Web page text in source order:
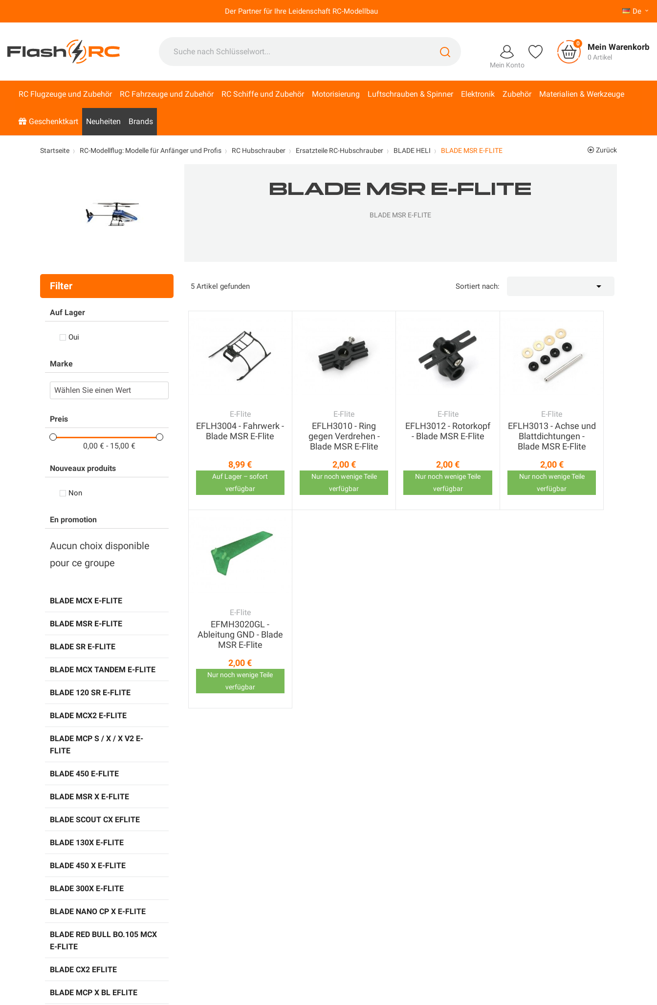
Der Partner für Ihre Leidenschaft RC-Modellbau De 
Mein Konto
0 Mein Warenkorb
0 Artikel
RC Flugzeuge und Zubehör RC Fahrzeuge und Zubehör RC Schiffe und Zubehör Motorisierung Luftschrauben & Spinner Elektronik Zubehör Materialien & Werkzeuge
Geschenktkart Neuheiten Brands
Startseite RC-Modellflug: Modelle für Anfänger und Profis RC Hubschrauber Ersatzteile RC-Hubschrauber BLADE HELI BLADE MSR E-FLITE Zurück
BLADE MSR E-FLITE
BLADE MSR E-FLITE
Filter
Auf Lager
Oui
Marke
Preis
0,00 € - 15,00 €
Nouveaux produits
Non
En promotion
Aucun choix disponible
pour ce groupe
BLADE MCX E-FLITE
BLADE MSR E-FLITE
BLADE SR E-FLITE
BLADE MCX TANDEM E-FLITE
BLADE 120 SR E-FLITE
BLADE MCX2 E-FLITE
BLADE MCP S / X / X V2 E-
FLITE
BLADE 450 E-FLITE
BLADE MSR X E-FLITE
BLADE SCOUT CX EFLITE
BLADE 130X E-FLITE
BLADE 450 X E-FLITE
BLADE 300X E-FLITE
BLADE NANO CP X E-FLITE
BLADE RED BULL BO.105 MCX
E-FLITE
BLADE CX2 EFLITE
BLADE MCP X BL EFLITE
5 Artikel gefunden Sortiert nach: 
E-Flite
EFLH3004 - Fahrwerk -
Blade MSR E-Flite
Preis
8,99 €
Auf Lager – sofort
verfügbar
E-Flite
EFLH3010 - Ring
gegen Verdrehen -
Blade MSR E-Flite
Preis
2,00 €
Nur noch wenige Teile
verfügbar
E-Flite
EFLH3012 - Rotorkopf
- Blade MSR E-Flite
Preis
2,00 €
Nur noch wenige Teile
verfügbar
E-Flite
EFLH3013 - Achse und
Blattdichtungen -
Blade MSR E-Flite
Preis
2,00 €
Nur noch wenige Teile
verfügbar
E-Flite
EFMH3020GL -
Ableitung GND - Blade
MSR E-Flite
Preis
2,00 €
Nur noch wenige Teile
verfügbar